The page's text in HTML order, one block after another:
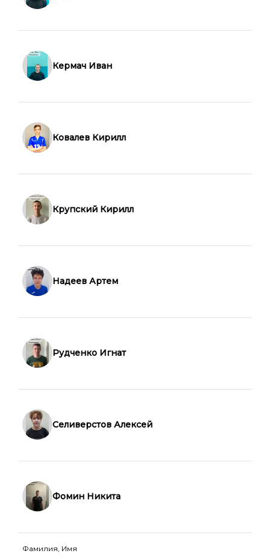
Кермач Иван
Ковалев Кирилл
Крупский Кирилл
Надеев Артем
Рудченко Игнат
Селиверстов Алексей
Фомин Никита
Фамилия, Имя